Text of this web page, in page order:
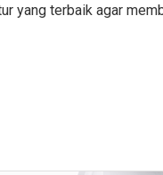
yang terbaik agar